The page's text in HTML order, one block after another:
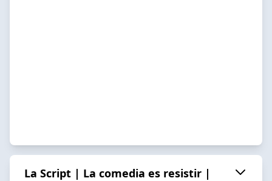
La Script | La comedia es resistir |